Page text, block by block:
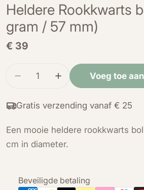
Heldere Rookkwarts
gram / 57 mm)
Normale
€ 39
Hoeveelheid
Verminder de hoeveelheid
Verhoog de
Voeg toe
Gratis verzending vanaf € 25
Een mooie heldere rookkwarts
cm in diameter.
Beveiligde betaling
Betaalmethoden